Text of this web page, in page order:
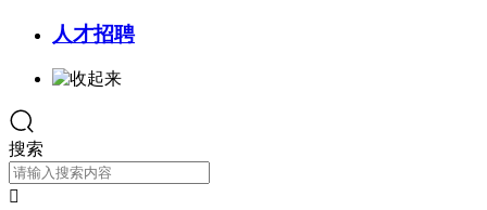
人才招聘
搜索
